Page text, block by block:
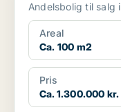
Areal
Ca. 100 m2
Pris
Ca. 1.300.000 kr.